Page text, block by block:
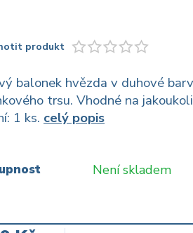
produkt
balonek hvězda v duhové
trsu. Vhodné na
1 ks. celý popis
Není skladem